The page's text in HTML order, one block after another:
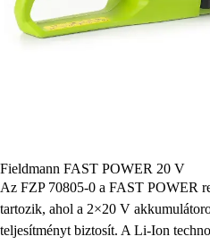
Fieldmann FAST POWER 20 V
Az FZP 70805-0 a FAST POWER
tartozik, ahol a 2×20 V
teljesítményt biztosít. A Li-Ion